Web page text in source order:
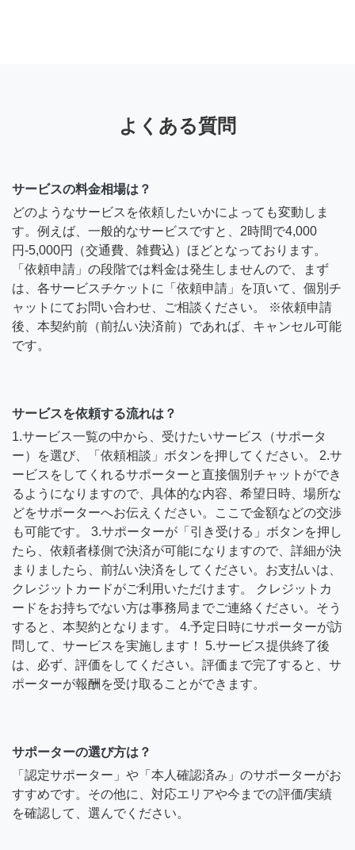
よくある質問
サービスの料金相場は？
どのようなサービスを依頼したいかによっても変動しま
す。例えば、一般的なサービスですと、2時間で4,000
円-5,000円（交通費、雑費込）ほどとなっております。
「依頼申請」の段階では料金は発生しませんので、まず
は、各サービスチケットに「依頼申請」を頂いて、個別チ
ャットにてお問い合わせ、ご相談ください。 ※依頼申請
後、本契約前（前払い決済前）であれば、キャンセル可能
です。
サービスを依頼する流れは？
1.サービス一覧の中から、受けたいサービス（サポータ
ー）を選び、「依頼相談」ボタンを押してください。 2.サ
ービスをしてくれるサポーターと直接個別チャットができ
るようになりますので、具体的な内容、希望日時、場所な
どをサポーターへお伝えください。ここで金額などの交渉
も可能です。 3.サポーターが「引き受ける」ボタンを押し
たら、依頼者様側で決済が可能になりますので、詳細が決
まりましたら、前払い決済をしてください。お支払いは、
クレジットカードがご利用いただけます。 クレジットカ
ードをお持ちでない方は事務局までご連絡ください。そう
すると、本契約となります。 4.予定日時にサポーターが訪
問して、サービスを実施します！ 5.サービス提供終了後
は、必ず、評価をしてください。評価まで完了すると、サ
ポーターが報酬を受け取ることができます。
サポーターの選び方は？
「認定サポーター」や「本人確認済み」のサポーターがお
すすめです。その他に、対応エリアや今までの評価/実績
を確認して、選んでください。